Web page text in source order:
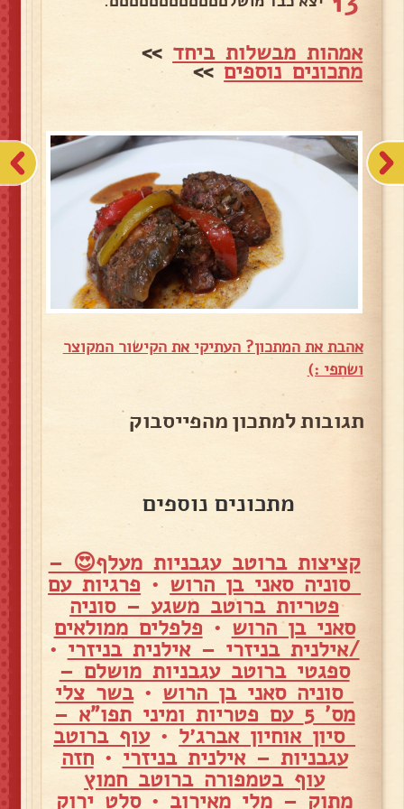
אמהות מבשלות ביחד >>
מתכונים נוספים>>
אהבת את המתכון? העתיקי את הקישור המקוצר
ושתפי :)
תגובות למתכון מהפייסבוק
מתכונים נוספים
קציצות ברוטב עגבניות מעלף😍 –
סוניה סאני בן הרוש • פרגיות עם
פטריות ברוטב משגע – סוניה
סאני בן הרוש • פלפלים ממולאים
/אילנית בניזרי – אילנית בניזרי •
ספגטי ברוטב עגבניות מושלם –
סוניה סאני בן הרוש •בשר צלי
מס' 5 עם פטריות ומיני תפו"א –
סיון אוחיון אברג׳ל •עוף ברוטב
עגבניות – אילנית בניזרי •חזה
עוף בטמפורה ברוטב חמוץ
מתוק – מלי מאירוב •סלט ירוק